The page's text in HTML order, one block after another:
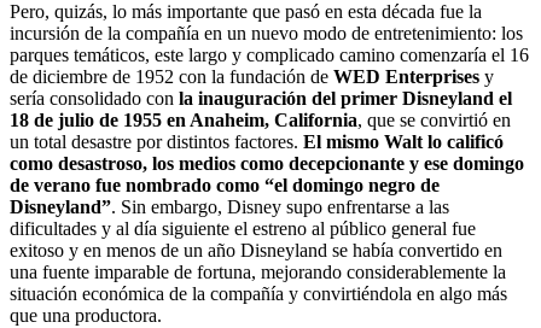
Pero, quizás, lo más importante que pasó en esta década fue la
incursión de la compañía en un nuevo modo de entretenimiento: los
parques temáticos, este largo y complicado camino comenzaría el 16
de diciembre de 1952 con la fundación de WED Enterprises y
sería consolidado con la inauguración del primer Disneyland el
18 de julio de 1955 en Anaheim, California, que se convirtió en
un total desastre por distintos factores. El mismo Walt lo calificó
como desastroso, los medios como decepcionante y ese domingo
de verano fue nombrado como “el domingo negro de
Disneyland”. Sin embargo, Disney supo enfrentarse a las
dificultades y al día siguiente el estreno al público general fue
exitoso y en menos de un año Disneyland se había convertido en
una fuente imparable de fortuna, mejorando considerablemente la
situación económica de la compañía y convirtiéndola en algo más
que una productora.